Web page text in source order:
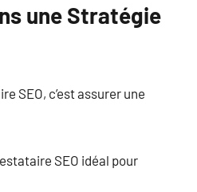
une Stratégie
SEO, c’est assurer une
SEO idéal pour